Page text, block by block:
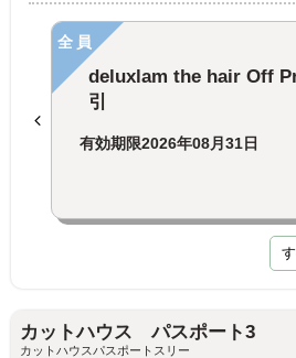
全員
deluxlam the hair Off
引
有効期限2026年08月31日
カットハウス パスポート3
カットハウスパスポートスリー